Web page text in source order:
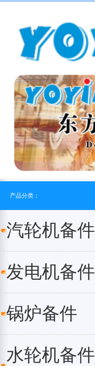
产品分类：
汽轮机备件
发电机备件
锅炉备件
水轮机备件